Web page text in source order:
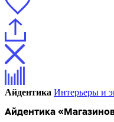
Айдентика Интерьеры и
Айдентика